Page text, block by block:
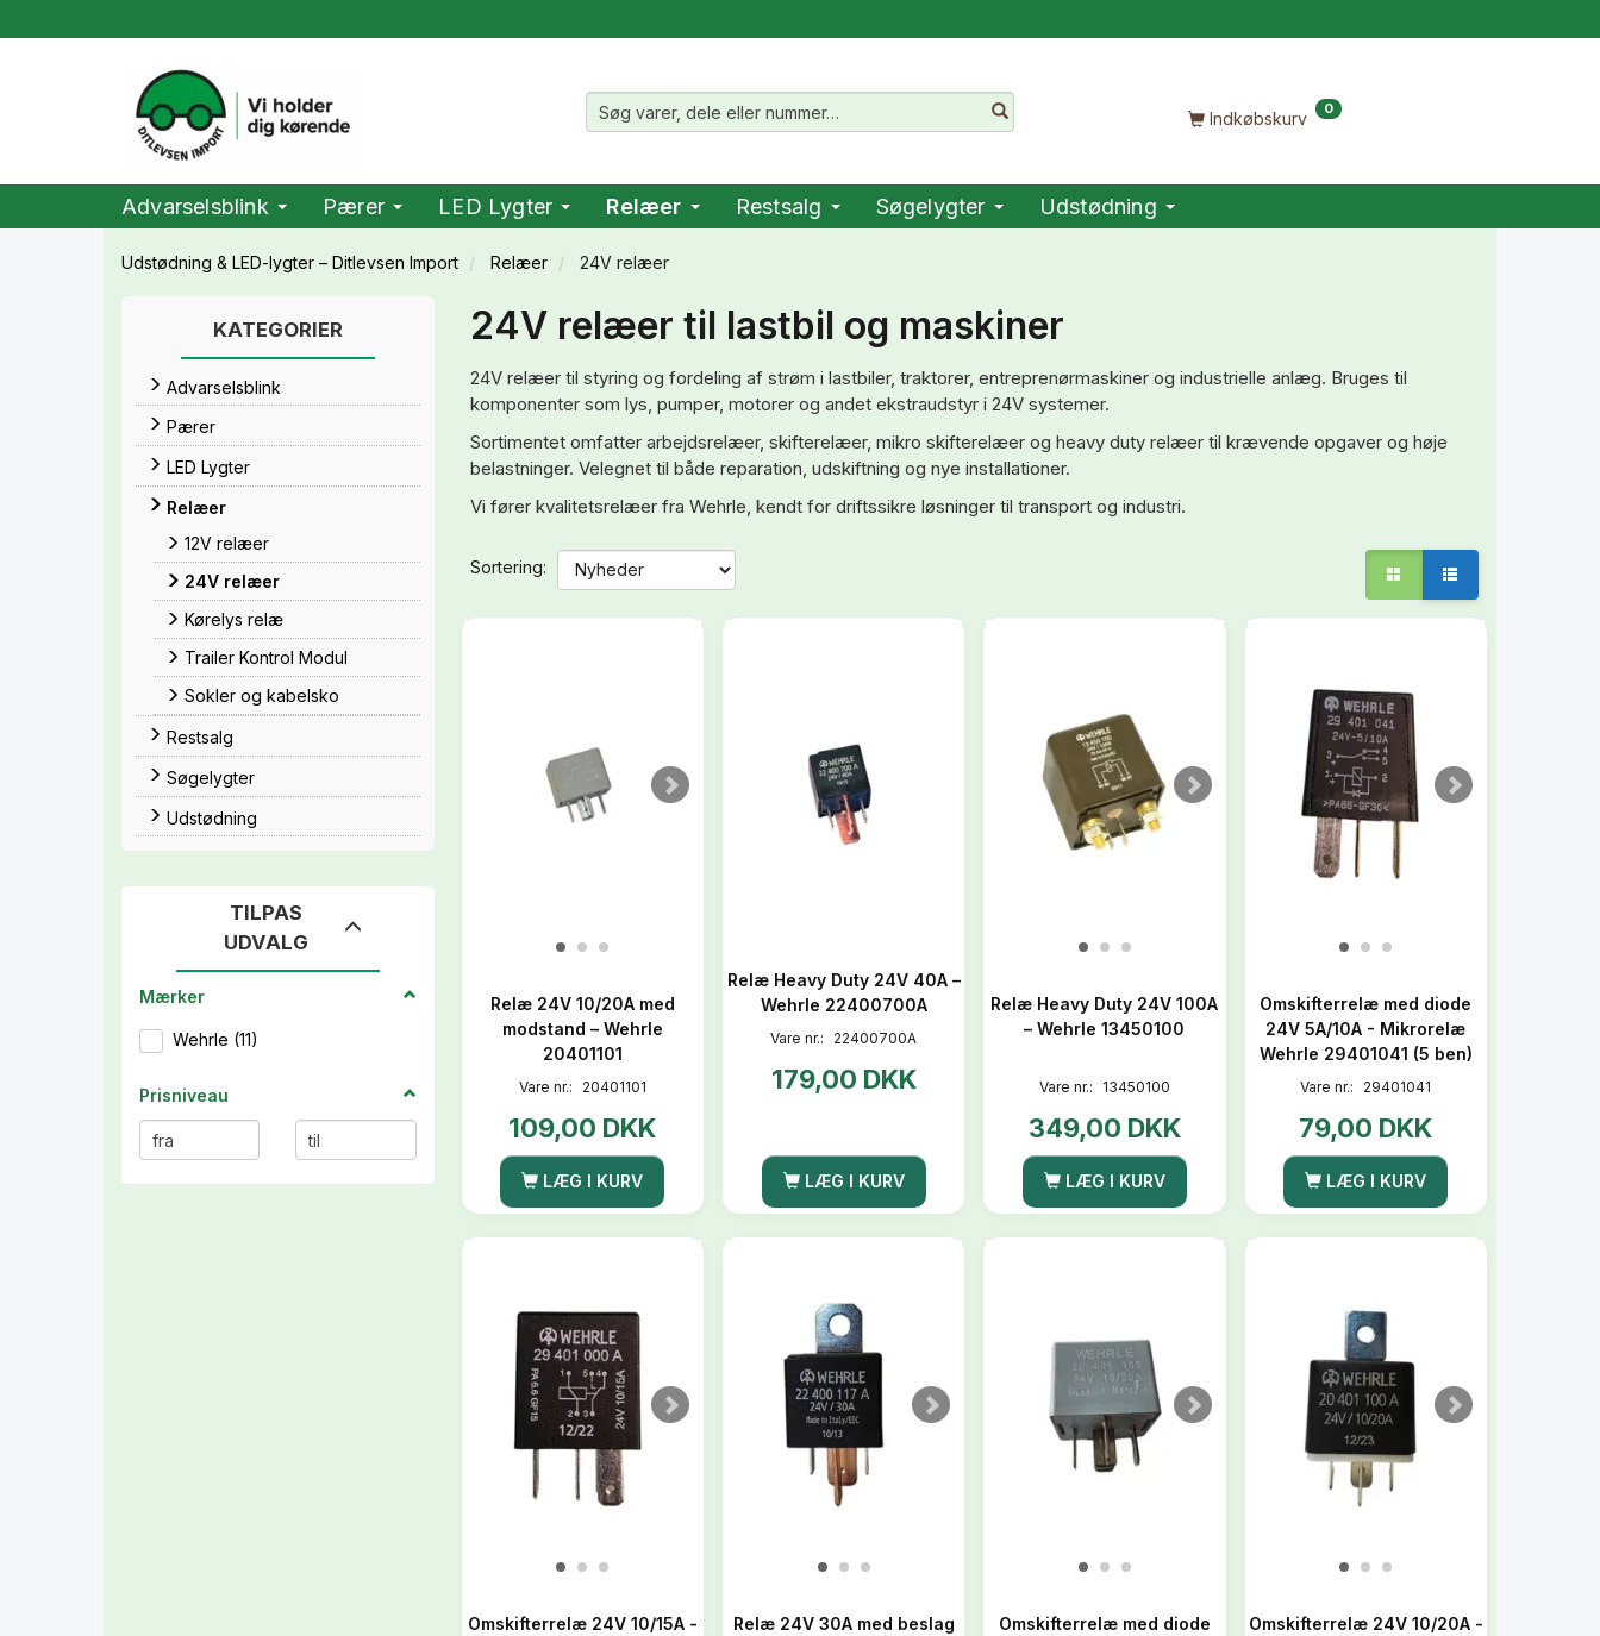
Indkøbskurv 0
Advarselsblink Pærer LED Lygter Relæer Restsalg Søgelygter Udstødning
Udstødning & LED-lygter – Ditlevsen Import Relæer 24V relæer
KATEGORIER
Advarselsblink
Pærer
LED Lygter
Relæer
12V relæer
24V relæer
Kørelys relæ
Trailer Kontrol Modul
Sokler og kabelsko
Restsalg
Søgelygter
Udstødning
TILPAS
UDVALG
Mærker
Wehrle (11)
Prisniveau
24V relæer til lastbil og maskiner
24V relæer til styring og fordeling af strøm i lastbiler, traktorer, entreprenørmaskiner og industrielle anlæg. Bruges til
komponenter som lys, pumper, motorer og andet ekstraudstyr i 24V systemer.
Sortimentet omfatter arbejdsrelæer, skifterelæer, mikro skifterelæer og heavy duty relæer til krævende opgaver og høje
belastninger. Velegnet til både reparation, udskiftning og nye installationer.
Vi fører kvalitetsrelæer fra Wehrle, kendt for driftssikre løsninger til transport og industri.
Sortering:
Relæ 24V 10/20A med
modstand – Wehrle
20401101
Vare nr.: 20401101
109,00 DKK
LÆG I KURV
Relæ Heavy Duty 24V 40A –
Wehrle 22400700A
Vare nr.: 22400700A
179,00 DKK
LÆG I KURV
Relæ Heavy Duty 24V 100A
– Wehrle 13450100
Vare nr.: 13450100
349,00 DKK
LÆG I KURV
Omskifterrelæ med diode
24V 5A/10A - Mikrorelæ
Wehrle 29401041 (5 ben)
Vare nr.: 29401041
79,00 DKK
LÆG I KURV
Omskifterrelæ 24V 10/15A -
Relæ 24V 30A med beslag
Omskifterrelæ med diode
Omskifterrelæ 24V 10/20A -